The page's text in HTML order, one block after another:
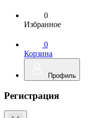
0
Избранное
0
Корзина
Профиль
Регистрация